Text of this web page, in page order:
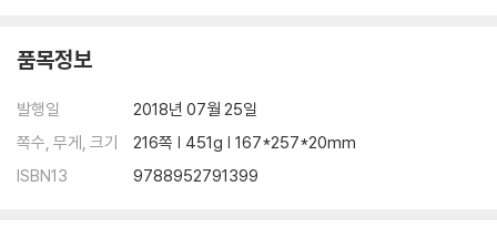
품목정보
발행일
2018년 07월 25일
쪽수, 무게, 크기
216쪽 | 451g | 167*257*20mm
ISBN13
9788952791399